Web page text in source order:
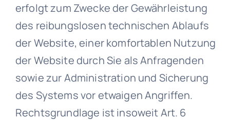
erfolgt zum Zwecke der Gewährleistung
des reibungslosen technischen Ablaufs
der Website, einer komfortablen Nutzung
der Website durch Sie als Anfragenden
sowie zur Administration und Sicherung
des Systems vor etwaigen Angriffen.
Rechtsgrundlage ist insoweit Art. 6